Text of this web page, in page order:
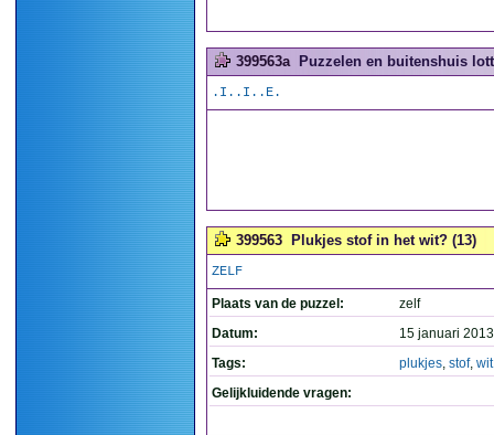
399563a Puzzelen en buitenshuis
.I..I..E.
399563 Plukjes stof in het wit? (13)
ZELF
Plaats van de puzzel:
zelf
Datum:
15 januari
Tags:
plukjes, stof, wit
Gelijkluidende vragen: